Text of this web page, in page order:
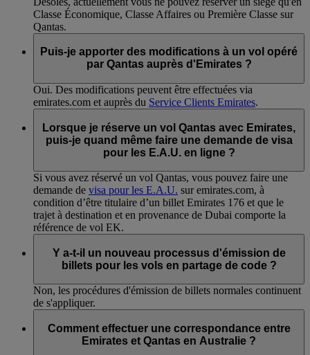
Classe Économique, Classe Affaires ou Première Classe sur
Qantas.
Puis-je apporter des modifications à un vol opéré
par Qantas auprès d'Emirates ?
Oui. Des modifications peuvent être effectuées via
emirates.com et auprès du Service Clients Emirates.
Lorsque je réserve un vol Qantas avec Emirates,
puis-je quand même faire une demande de visa
pour les E.A.U. en ligne ?
Si vous avez réservé un vol Qantas, vous pouvez faire une
demande de visa pour les E.A.U. sur emirates.com, à
condition d’être titulaire d’un billet Emirates 176 et que le
trajet à destination et en provenance de Dubai comporte la
référence de vol EK.
Y a-t-il un nouveau processus d'émission de
billets pour les vols en partage de code ?
Non, les procédures d'émission de billets normales continuent
de s'appliquer.
Comment effectuer une correspondance entre
Emirates et Qantas en Australie ?